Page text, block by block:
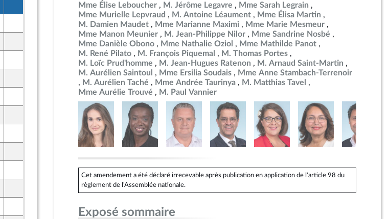
9 janvier 2026
9 janvier 2026
7 janvier 2026
7 janvier 2026
10 janvier 2026
10 janvier 2026
23 janvier 2026
7 janvier 2026
8 janvier 2026
7 janvier 2026
Mme Élise Leboucher
M. Jérôme Legavre
Mme Sarah Legrain
Mme Murielle Lepvraud
M. Antoine Léaument
Mme Élisa Martin
M. Damien Maudet
Mme Marianne Maximi
Mme Marie Mesmeur
Mme Manon Meunier
M. Jean-Philippe Nilor
Mme Sandrine Nosbé
Mme Danièle Obono
Mme Nathalie Oziol
Mme Mathilde Panot
M. René Pilato
M. François Piquemal
M. Thomas Portes
M. Loïc Prud'homme
M. Jean-Hugues Ratenon
M. Arnaud Saint-Martin
M. Aurélien Saintoul
Mme Ersilia Soudais
Mme Anne Stambach-Terrenoir
M. Aurélien Taché
Mme Andrée Taurinya
M. Matthias Tavel
Mme Aurélie Trouvé
M. Paul Vannier
Cet amendement a été déclaré irrecevable après publication en application de l'article 98 du
règlement de l'Assemblée nationale.
Exposé sommaire